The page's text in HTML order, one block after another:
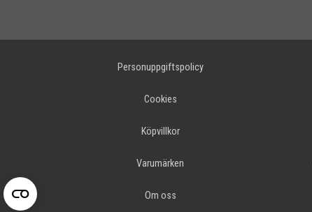
Personuppgiftspolicy
Cookies
Köpvillkor
Varumärken
Om oss